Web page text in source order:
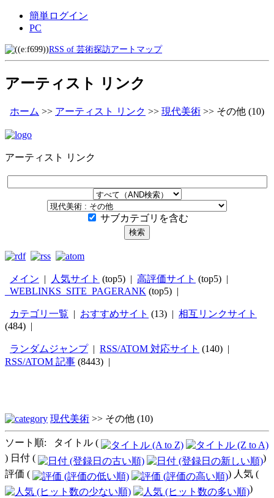
簡単ログイン
PC
RSS of 芸術探訪アートマップ
アーティスト リンク
ホーム >> アーティスト リンク >> 現代美術 >> その他 (10)
アーティスト リンク
サブカテゴリを含む
メイン | 人気サイト (top5) | 高評価サイト (top5) |
_WEBLINKS_SITE_PAGERANK (top5) |
カテゴリ一覧 | おすすめサイト (13) | 相互リンクサイト
(484) |
ランダムジャンプ| RSS/ATOM 対応サイト (140) |
RSS/ATOM 記事 (8443) |
現代美術 >> その他 (10)
ソート順: タイトル (
) 日付 (
)
評価 (
) 人気 (
)